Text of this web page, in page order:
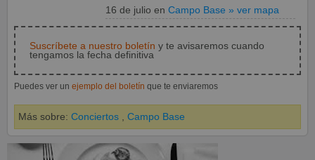
16 de julioenCampo Base » ver mapa
Suscríbete a nuestro boletín y te avisaremos cuando
tengamos la fecha definitiva
Puedes ver un ejemplo del boletín que te enviaremos
Más sobre: Conciertos Campo Base